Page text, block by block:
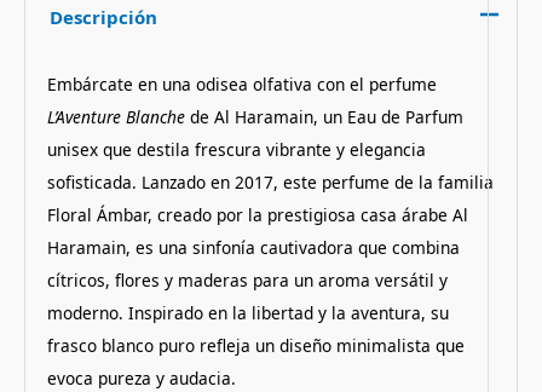
Descripción
Embárcate en una odisea olfativa con el perfume
L’Aventure Blanchede Al Haramain, un Eau de Parfum
unisex que destila frescura vibrante y elegancia
sofisticada. Lanzado en 2017, este perfume de la familia
Floral Ámbar, creado por la prestigiosa casa árabe Al
Haramain, es una sinfonía cautivadora que combina
cítricos, flores y maderas para un aroma versátil y
moderno. Inspirado en la libertad y la aventura, su
frasco blanco puro refleja un diseño minimalista que
evoca pureza y audacia.